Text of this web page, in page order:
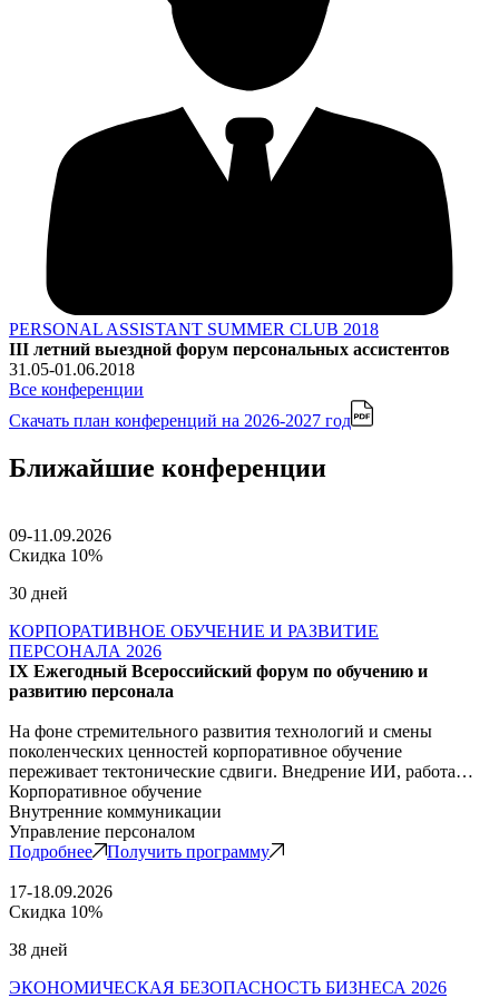
PERSONAL ASSISTANT SUMMER CLUB 2018
III летний выездной форум персональных ассистентов
31.05-01.06.2018
Все конференции
Скачать план конференций на 2026-2027 год
Ближайшие конференции
09-11.09.2026
Скидка 10%
30 дней
КОРПОРАТИВНОЕ ОБУЧЕНИЕ И РАЗВИТИЕ
ПЕРСОНАЛА 2026
IX Ежегодный Всероссийский форум по обучению и
развитию персонала
На фоне стремительного развития технологий и смены
поколенческих ценностей корпоративное обучение
переживает тектонические сдвиги. Внедрение ИИ, работа…
Корпоративное обучение
Внутренние коммуникации
Управление персоналом
Подробнее
Получить программу
17-18.09.2026
Скидка 10%
38 дней
ЭКОНОМИЧЕСКАЯ БЕЗОПАСНОСТЬ БИЗНЕСА 2026